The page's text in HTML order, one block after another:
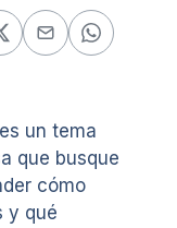
un tema
que busque
cómo
y qué